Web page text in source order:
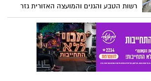
רשות הטבע והגנים והמועצה האזורית גזר
חנכו באחרונה בטקס חגיגי את פתיחתו
לציבור של מפעל המים הקדום, שנבנה לפני
3,600 שנים בעומק של 60 מטר, בלב הגן
הלאומי תל גזר. הטקס התקיים במעמד שאול
גולדשטיין - מנכ"ל רשות הטבע והגנים, רותם
ידלין - ראשת מועצה אזורית גזר, ח"כ צביקה